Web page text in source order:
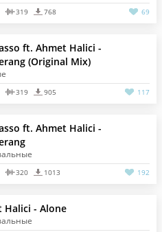
319 768 69
ft. Ahmet Halici -
(Original Mix)
319 905 117
ft. Ahmet Halici -
320 1013 192
Halici - Alone